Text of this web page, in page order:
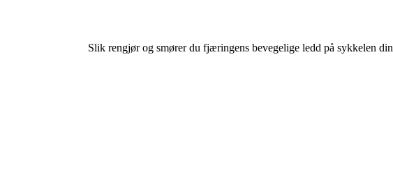
Slik rengjør og smører du fjæringens bevegelige ledd på sykkelen din